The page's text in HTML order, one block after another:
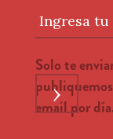
Ingresa
Solo te
email por
›